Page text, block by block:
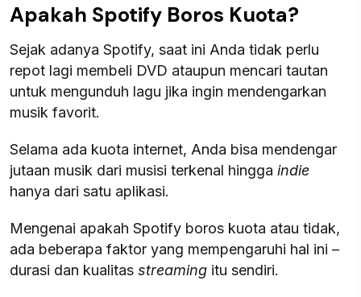
Apakah Spotify Boros Kuota?
Sejak adanya Spotify, saat ini Anda tidak perlu
repot lagi membeli DVD ataupun mencari tautan
untuk mengunduh lagu jika ingin mendengarkan
musik favorit.
Selama ada kuota internet, Anda bisa mendengar
jutaan musik dari musisi terkenal hingga indie
hanya dari satu aplikasi.
Mengenai apakah Spotify boros kuota atau tidak,
ada beberapa faktor yang mempengaruhi hal ini –
durasi dan kualitas streaming itu sendiri.